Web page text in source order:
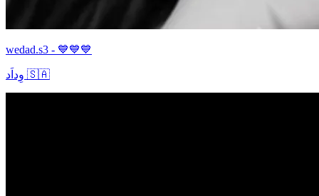
wedad.s3 - 💙💙💙
وِداَد 🇸🇦